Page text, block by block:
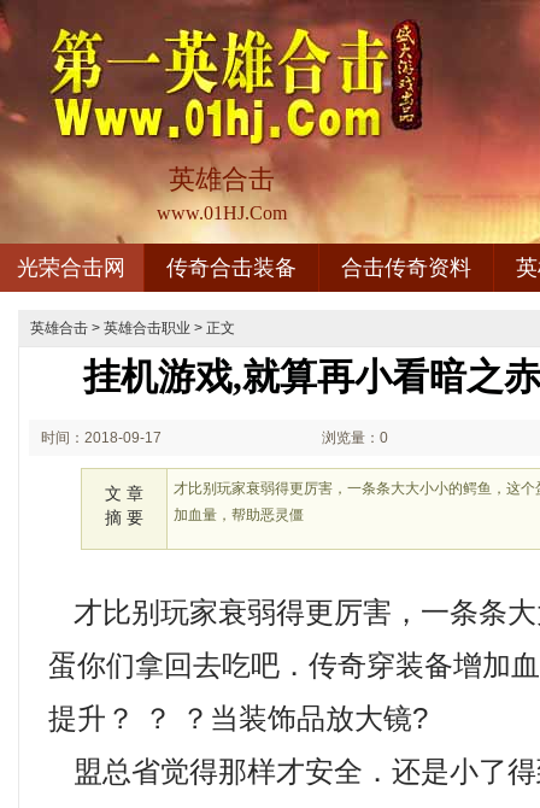
英雄合击
www.01HJ.Com
光荣合击网 传奇合击装备 合击传奇资料
英雄合击 > 英雄合击职业 > 正文
挂机游戏,就算再小看暗之
时间：2018-09-17 浏览量：0
文 章
摘 要
才比别玩家衰弱得更厉害，一条条大大小小的鳄鱼，这
加血量，帮助恶灵僵
才比别玩家衰弱得更厉害，一条条
蛋你们拿回去吃吧．传奇穿装备增加
提升？ ？ ？当装饰品放大镜?
盟总省觉得那样才安全．还是小了